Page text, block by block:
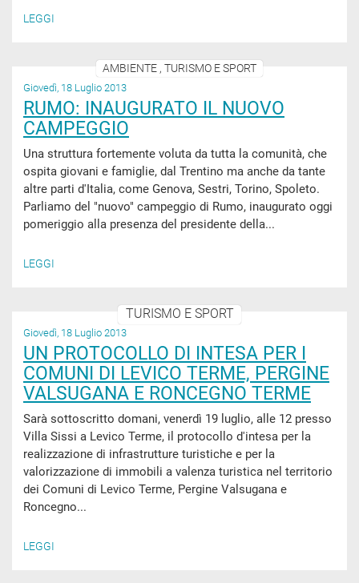
LEGGI
AMBIENTE , TURISMO E SPORT
Giovedì, 18 Luglio 2013
RUMO: INAUGURATO IL NUOVO
CAMPEGGIO
Una struttura fortemente voluta da tutta la comunità, che
ospita giovani e famiglie, dal Trentino ma anche da tante
altre parti d'Italia, come Genova, Sestri, Torino, Spoleto.
Parliamo del "nuovo" campeggio di Rumo, inaugurato oggi
pomeriggio alla presenza del presidente della...
LEGGI
TURISMO E SPORT
Giovedì, 18 Luglio 2013
UN PROTOCOLLO DI INTESA PER I
COMUNI DI LEVICO TERME, PERGINE
VALSUGANA E RONCEGNO TERME
Sarà sottoscritto domani, venerdì 19 luglio, alle 12 presso
Villa Sissi a Levico Terme, il protocollo d'intesa per la
realizzazione di infrastrutture turistiche e per la
valorizzazione di immobili a valenza turistica nel territorio
dei Comuni di Levico Terme, Pergine Valsugana e
Roncegno...
LEGGI